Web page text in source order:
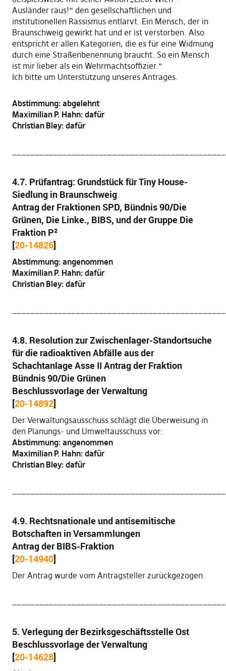
Ausländer raus!“ den gesellschaftlichen und
institutionellen Rassismus entlarvt. Ein Mensch, der in
Braunschweig gewirkt hat und er ist verstorben. Also
entspricht er allen Kategorien, die es für eine Widmung
durch eine Straßenbenennung braucht. So ein Mensch
ist mir lieber als ein Wehrmachtsoffizier.“
Ich bitte um Unterstützung unseres Antrages.
Abstimmung: abgelehnt
Maximilian P. Hahn: dafür
Christian Bley: dafür
4.7. Prüfantrag: Grundstück für Tiny House-
Siedlung in Braunschweig
Antrag der Fraktionen SPD, Bündnis 90/Die
Grünen, Die Linke., BIBS, und der Gruppe Die
Fraktion P²
[20-14826]
Abstimmung: angenommen
Maximilian P. Hahn: dafür
Christian Bley: dafür
4.8. Resolution zur Zwischenlager-Standortsuche
für die radioaktiven Abfälle aus der
Schachtanlage Asse II Antrag der Fraktion
Bündnis 90/Die Grünen
Beschlussvorlage der Verwaltung
[20-14892]
Der Verwaltungsausschuss schlägt die Überweisung in
den Planungs- und Umweltausschuss vor:
Abstimmung: angenommen
Maximilian P. Hahn: dafür
Christian Bley: dafür
4.9. Rechtsnationale und antisemitische
Botschaften in Versammlungen
Antrag der BIBS-Fraktion
[20-14940]
Der Antrag wurde vom Antragsteller zurückgezogen.
5. Verlegung der Bezirksgeschäftsstelle Ost
Beschlussvorlage der Verwaltung
[20-14628]